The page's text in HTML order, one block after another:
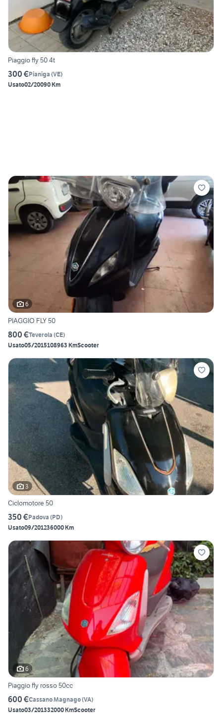
Piaggio fly 50 4t
300 €Pianiga (VE)
Usato02/20090 Km
6
PIAGGIO FLY 50
800 €Teverola (CE)
Usato05/2015108963 KmScooter
3
Ciclomotore 50
350 €Padova (PD)
Usato09/201236000 Km
6
Piaggio fly rosso 50cc
600 €Cassano Magnago(VA)
Usato03/201332000 KmScooter